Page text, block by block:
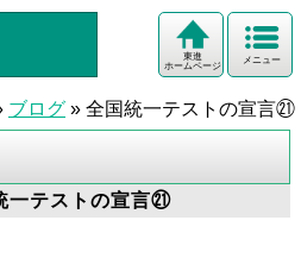
メニュー
東進
ホームページ
ブログ » 全国統一テストの宣言㉑
テストの宣言㉑